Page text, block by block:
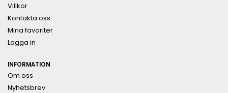
Villkor
Kontakta oss
Mina favoriter
Logga in
INFORMATION
Om oss
Nyhetsbrev